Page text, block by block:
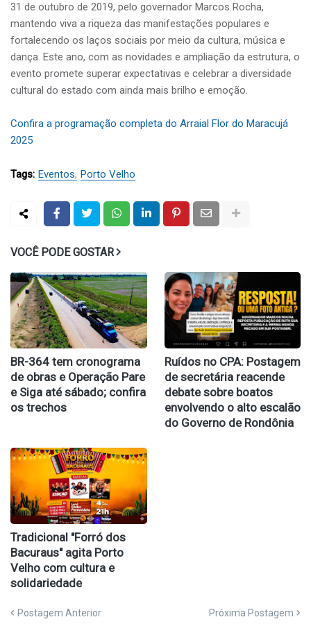
31 de outubro de 2019, pelo governador Marcos Rocha,
mantendo viva a riqueza das manifestações populares e
fortalecendo os laços sociais por meio da cultura, música e
dança. Este ano, com as novidades e ampliação da estrutura, o
evento promete superar expectativas e celebrar a diversidade
cultural do estado com ainda mais brilho e emoção.
Confira a programação completa do Arraial Flor do Maracujá
2025
Tags: Eventos Porto Velho
VOCÊ PODE GOSTAR
BR-364 tem cronograma
de obras e Operação Pare
e Siga até sábado; confira
os trechos
Ruídos no CPA: Postagem
de secretária reacende
debate sobre boatos
envolvendo o alto escalão
do Governo de Rondônia
Tradicional "Forró dos
Bacuraus" agita Porto
Velho com cultura e
solidariedade
Postagem Anterior Próxima Postagem